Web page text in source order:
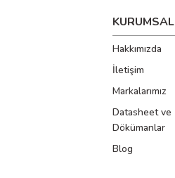
KURUMSAL
Hakkımızda
İletişim
Markalarımız
Datasheet ve
Dökümanlar
Blog